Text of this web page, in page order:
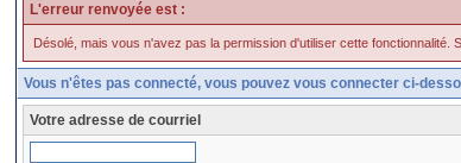
L'erreur renvoyée est :
Désolé, mais vous n'avez pas la permission d'utiliser cette
Vous n'êtes pas connecté, vous pouvez vous connecter ci-
Votre adresse de courriel